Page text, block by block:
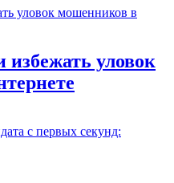
избежать уловок